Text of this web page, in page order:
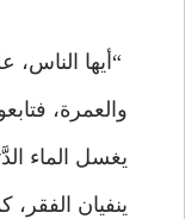
“أيها الناس،
والعمرة،
يغسل الماء
ينفيان الفقر،